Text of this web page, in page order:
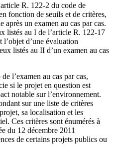
R. 122-2 du code de
fonction de seuils et de critères,
après un examen au cas par cas.
listés au I de l’article R. 122-17
d’une évaluation
listés au II d’un examen au cas
l’examen au cas par cas,
si le projet en question est
notable sur l’environnement.
sur une liste de critères
sa localisation et les
Ces critères sont énumérés à
du 12 décembre 2011
de certains projets publics ou